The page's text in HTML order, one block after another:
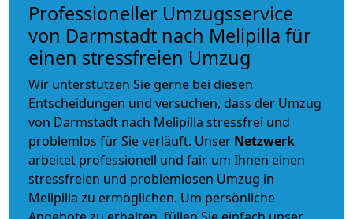
Professioneller Umzugsservice
von Darmstadt nach Melipilla für
einen stressfreien Umzug
Wir unterstützen Sie gerne bei diesen
Entscheidungen und versuchen, dass der Umzug
von Darmstadt nach Melipilla stressfrei und
problemlos für Sie verläuft. Unser Netzwerk
arbeitet professionell und fair, um Ihnen einen
stressfreien und problemlosen Umzug in
Melipilla zu ermöglichen. Um persönliche